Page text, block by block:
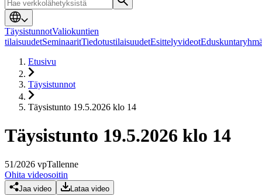
TäysistunnotValiokuntien
tilaisuudetSeminaaritTiedotustilaisuudetEsittelyvideot
Etusivu
Täysistunnot
Täysistunto 19.5.2026 klo 14
Täysistunto 19.5.2026 klo 14
51/2026 vpTallenne
Ohita videosoitin
Jaa video Lataa video